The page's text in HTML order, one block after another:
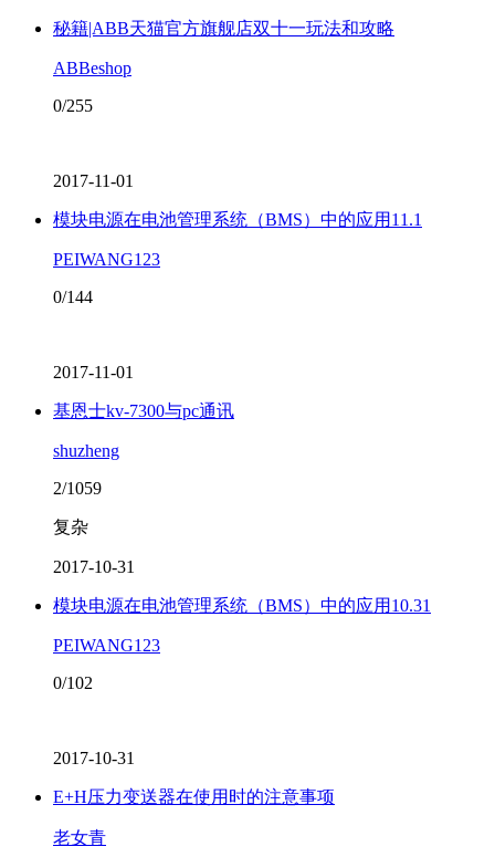
秘籍|ABB天猫官方旗舰店双十一玩法和攻略
ABBeshop
0/255
2017-11-01
模块电源在电池管理系统（BMS）中的应用11.1
PEIWANG123
0/144
2017-11-01
基恩士kv-7300与pc通讯
shuzheng
2/1059
复杂
2017-10-31
模块电源在电池管理系统（BMS）中的应用10.31
PEIWANG123
0/102
2017-10-31
E+H压力变送器在使用时的注意事项
老女青